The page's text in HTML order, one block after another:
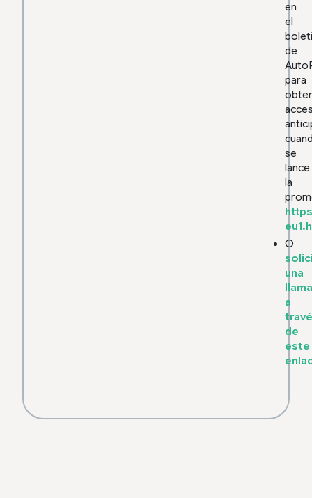
en
el
de
para
se
lance
la
O
una
a
de
este